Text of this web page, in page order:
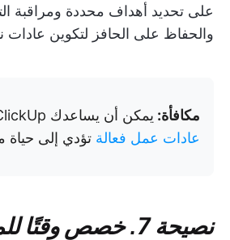
على تحديد أهداف محددة ومراقبة
والحفاظ على الحافز لتكوين
مكافأة: يمكن أن يساعدك ClickUp أيضًا في تكوين
عادات عمل فعالة تؤدي إلى حياة
نصيحة 7. خصص وقتًا